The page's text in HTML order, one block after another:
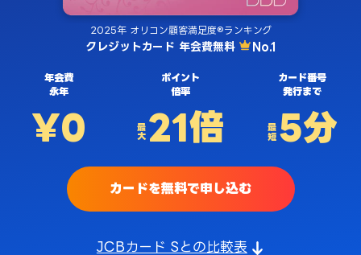
2025年 オリコン顧客満足度®ランキング
クレジットカード 年会費無料 No.1
年会費
永年
¥0
ポイント
倍率
最大21倍
カード番号
発行まで
最短5分
カードを無料で申し込む
JCBカード Sとの比較表